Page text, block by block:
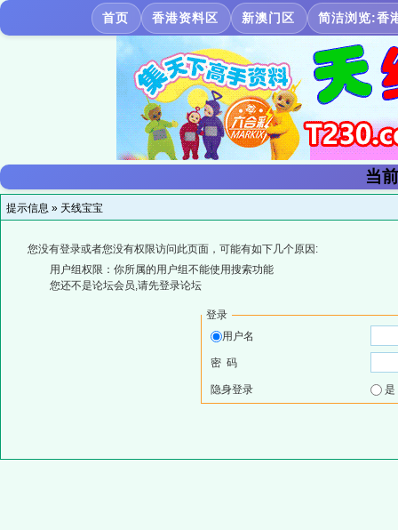
首页 香港资料区 新澳门区 简洁浏览:香
当
提示信息 » 天线宝宝
您没有登录或者您没有权限访问此页面，可能有如下几个原因:
用户组权限：你所属的用户组不能使用搜索功能
您还不是论坛会员,请先登录论坛
登录
用户名
密 码
隐身登录